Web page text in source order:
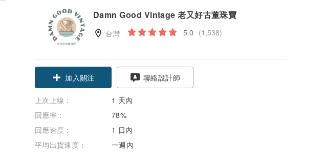
Damn Good Vintage 老又好古董珠寶
台灣 5.0 (1,538)
加入關注
聯絡設計師
上次上線：
1 天內
回應率：
78%
回應速度：
1 日內
平均出貨速度：
一週內